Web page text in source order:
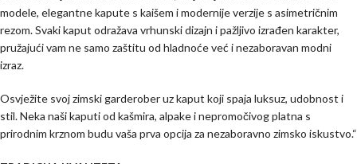
modele, elegantne kapute s kaišem i modernije verzije s asimetričnim
rezom. Svaki kaput odražava vrhunski dizajn i pažljivo izrađen karakter,
pružajući vam ne samo zaštitu od hladnoće već i nezaboravan modni
izraz.
Osvježite svoj zimski garderober uz kaput koji spaja luksuz, udobnost i
stil. Neka naši kaputi od kašmira, alpake i nepromočivog platna s
prirodnim krznom budu vaša prva opcija za nezaboravno zimsko iskustvo.“